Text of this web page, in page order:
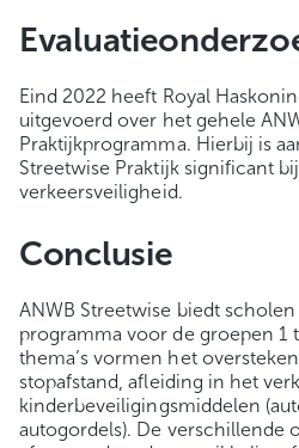
Eind 2022 heeft Royal
uitgevoerd over het gehele
Praktijkprogramma. Hierbij is
Streetwise Praktijk significant
verkeersveiligheid.
Conclusie
ANWB Streetwise biedt
programma voor de groepen 1
thema’s vormen het
stopafstand, afleiding in het
kinderbeveiligingsmiddelen
autogordels). De verschillende